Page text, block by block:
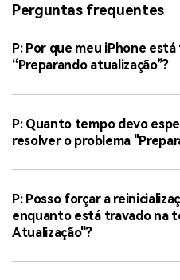
Perguntas frequentes
P: Por que meu iPhone
“Preparando atualização”?
P: Quanto tempo devo
resolver o problema
P: Posso forçar a
enquanto está travado na
Atualização"?